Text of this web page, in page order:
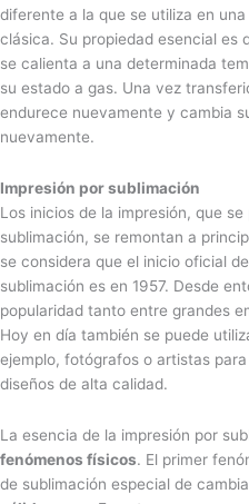
diferente a la que se utiliza en
clásica. Su propiedad esencial es
se calienta a una determinada
su estado a gas. Una vez
endurece nuevamente y cambia
nuevamente.
Impresión por sublimación
Los inicios de la impresión, que
sublimación, se remontan a
se considera que el inicio oficial
sublimación es en 1957. Desde
popularidad tanto entre grandes
Hoy en día también se puede
ejemplo, fotógrafos o artistas
diseños de alta calidad.
La esencia de la impresión por
fenómenos físicos. El primer
de sublimación especial de